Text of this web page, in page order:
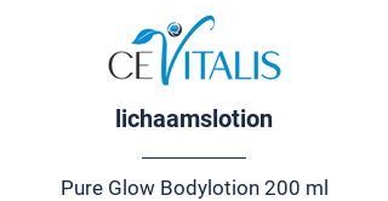
lichaamslotion
Pure Glow Bodylotion 200 ml